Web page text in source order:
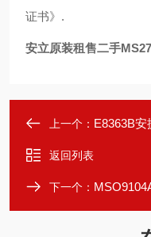
证书》.
安立原装租售二手
上一个： E8363B安
返回列表
下一个： MSO9104A